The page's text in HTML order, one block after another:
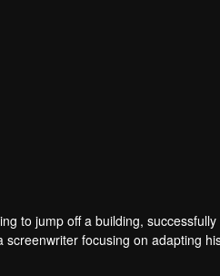
to jump off a building, successfully
focusing on adapting
professional advises to his